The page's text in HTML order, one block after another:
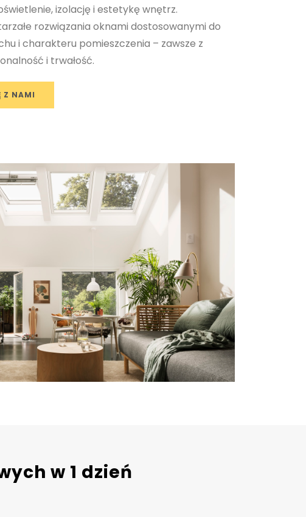
izolację i estetykę wnętrz.
rozwiązania oknami dostosowanymi do
i charakteru pomieszczenia – zawsze z
i trwałość.
Z NAMI
w 1 dzień